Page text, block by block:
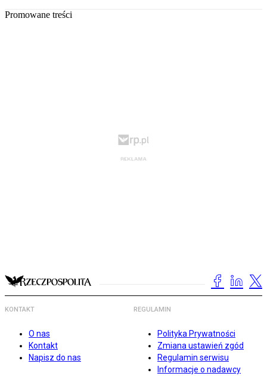
Promowane treści
KONTAKT
O nas
Kontakt
Napisz do nas
REGULAMIN
Polityka Prywatności
Zmiana ustawień zgód
Regulamin serwisu
Informacje o nadawcy